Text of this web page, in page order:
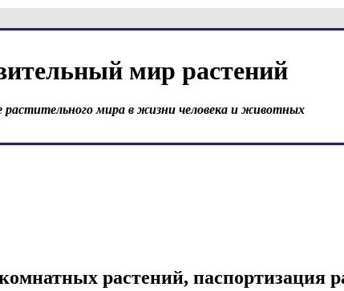
мир растений
растительного мира в жизни человека и животных
растений, паспортизация